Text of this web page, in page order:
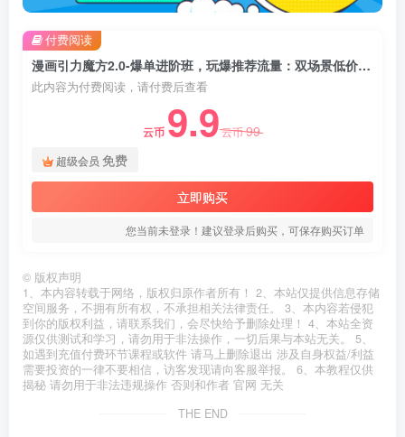
漫画引力魔方2.0-爆单进阶班，玩爆推荐流量：双场景低价引流，双渠道撬动免费，达摩盘高效助力
此内容为付费阅读，请付费后查看
云币 9.9云币99
超级会员 免费
立即购买
您当前未登录！建议登录后购买，可保存购买订单
付费阅读
© 版权声明
1、本内容转载于网络，版权归原作者所有！ 2、本站仅提供信息存储
空间服务，不拥有所有权，不承担相关法律责任。 3、本内容若侵犯
到你的版权利益，请联系我们，会尽快给予删除处理！ 4、本站全资
源仅供测试和学习，请勿用于非法操作，一切后果与本站无关。 5、
如遇到充值付费环节课程或软件 请马上删除退出 涉及自身权益/利益
需要投资的一律不要相信，访客发现请向客服举报。 6、本教程仅供
揭秘 请勿用于非法违规操作 否则和作者 官网 无关
THE END